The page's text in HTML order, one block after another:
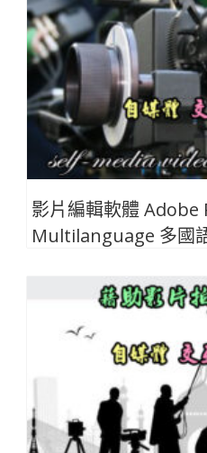
影片編輯軟體 Adobe
Multilanguage 多國